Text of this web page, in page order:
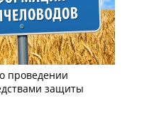
проведении
защиты